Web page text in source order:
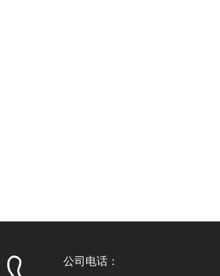
公司电话：